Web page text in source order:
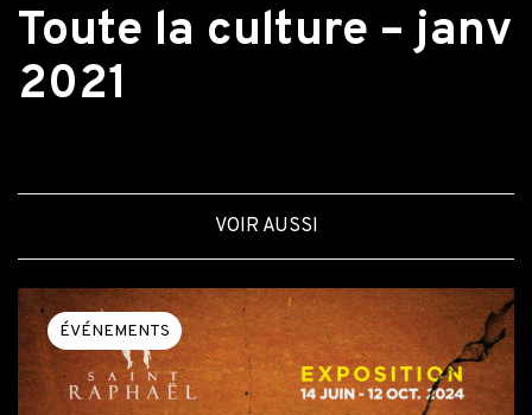
Toute la culture – janv
2021
VOIR AUSSI
ÉVÉNEMENTS